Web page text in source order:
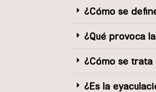
¿Cómo se
¿Qué provoca
¿Cómo se
¿Es la